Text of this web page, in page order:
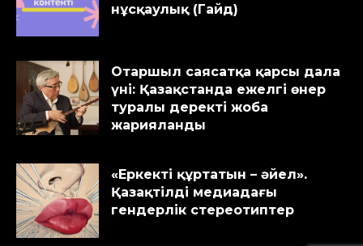
нұсқаулық (Гайд)
Отаршыл саясатқа қарсы дала
үні: Қазақстанда ежелгі өнер
туралы деректі жоба
жарияланды
«Еркекті құртатын – әйел».
Қазақтілді медиадағы
гендерлік стереотиптер